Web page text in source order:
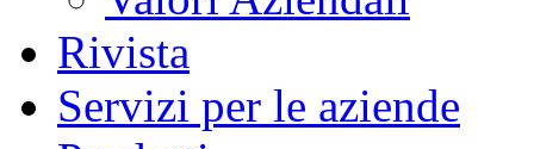
Rivista
Servizi per le aziende